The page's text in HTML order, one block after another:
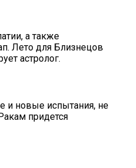
а также
Лето для Близнецов
астролог.
и новые испытания, не
придется